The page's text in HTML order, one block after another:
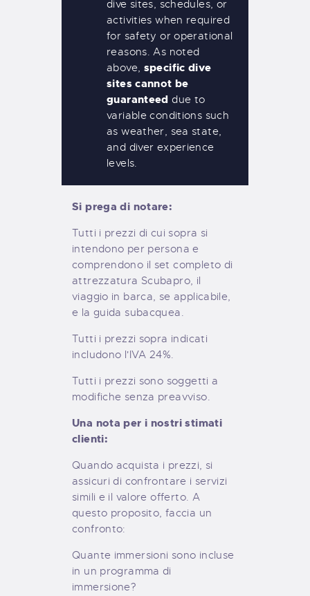
dive sites, schedules, or
activities when required
for safety or operational
reasons. As noted
above, specific dive
sites cannot be
guaranteed due to
variable conditions such
as weather, sea state,
and diver experience
levels.
Si prega di notare:
Tutti i prezzi di cui sopra si
intendono per persona e
comprendono il set completo di
attrezzatura Scubapro, il
viaggio in barca, se applicabile,
e la guida subacquea.
Tutti i prezzi sopra indicati
includono l'IVA 24%.
Tutti i prezzi sono soggetti a
modifiche senza preavviso.
Una nota per i nostri stimati
clienti:
Quando acquista i prezzi, si
assicuri di confrontare i servizi
simili e il valore offerto. A
questo proposito, faccia un
confronto:
Quante immersioni sono incluse
in un programma di
immersione?